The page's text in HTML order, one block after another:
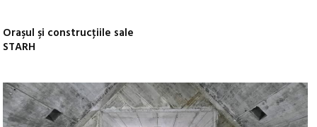
Oraşul şi construcţiile sale
STARH